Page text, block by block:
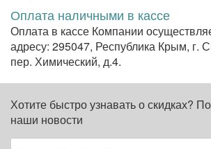
Оплата наличными в кассе
Оплата в кассе Компании
адресу: 295047, Республика Крым, г.
пер. Химический, д.4.
Хотите быстро узнавать о скидках?
наши новости